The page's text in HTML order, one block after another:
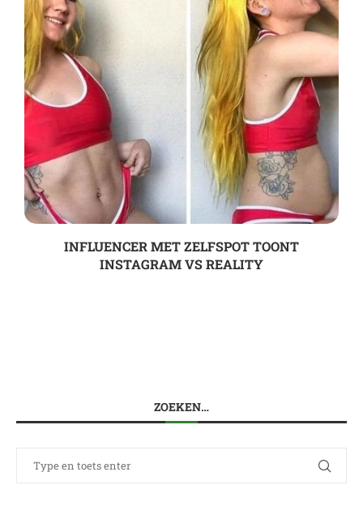
INFLUENCER MET ZELFSPOT TOONT
INSTAGRAM VS REALITY
ZOEKEN…